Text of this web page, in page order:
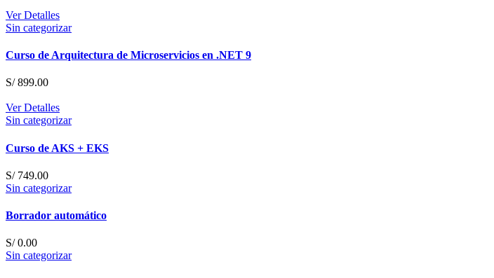
Ver Detalles
Sin categorizar
Curso de Arquitectura de Microservicios en .NET 9
S/899.00
Ver Detalles
Sin categorizar
Curso de AKS + EKS
S/749.00
Sin categorizar
Borrador automático
S/0.00
Sin categorizar